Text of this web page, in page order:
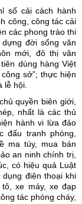
số cải cách hành
công, công tác cải
các phong trào thi
dựng đời sống văn
mới, đô thị văn
dùng hàng Việt
sở”; thực hiện
lễ hội.
quyền biên giới,
nhất là các thủ
hành vi lừa đảo
đấu tranh phòng,
ma túy, mua bán
an ninh chính trị,
có hiệu quả Luật
điện thoại khi
xe máy, xe đạp
tác phòng cháy,